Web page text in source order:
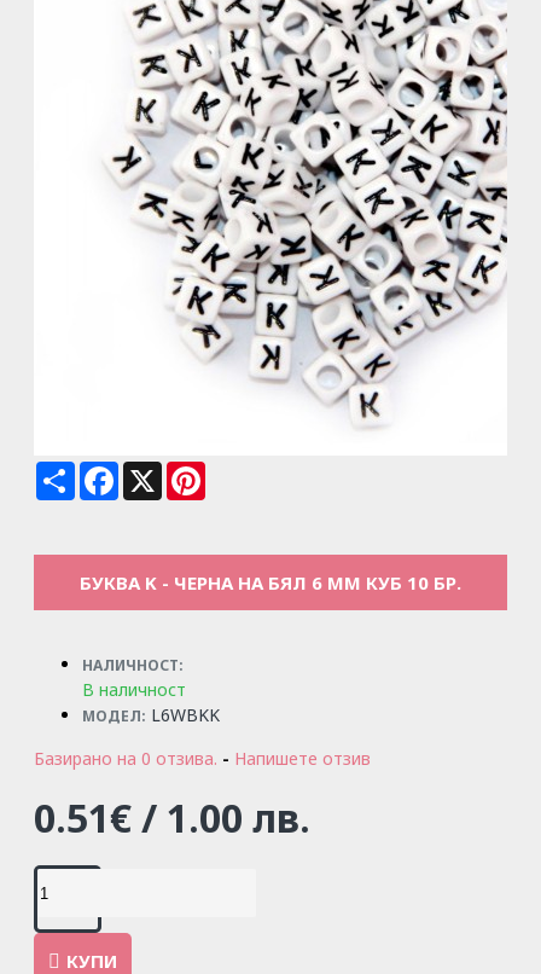
Share Facebook
X
БУКВА K - ЧЕРНА НА БЯЛ 6 ММ КУБ 10 БР.
НАЛИЧНОСТ:
В наличност
МОДЕЛ: L6WBKK
Базирано на 0 отзива. - Напишете отзив
0.51€ / 1.00 лв.
КУПИ